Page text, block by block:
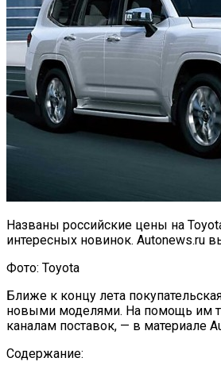
Названы российские цены на
интересных новинок. Autonews.ru
Фото: Toyota
Ближе к концу лета
новыми моделями. На помощь им
каналам поставок, — в материале
Содержание: